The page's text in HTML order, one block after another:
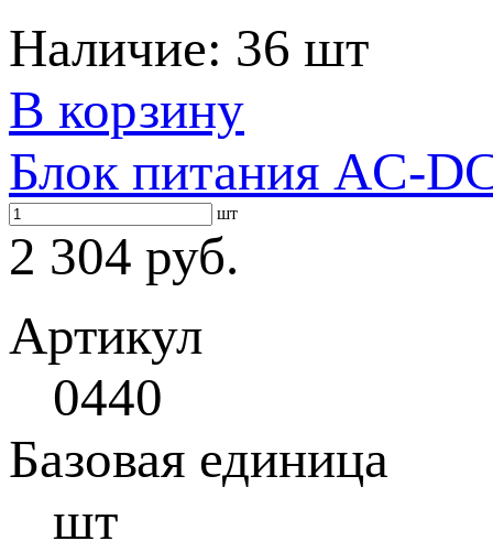
Наличие: 36 шт
В корзину
Блок питания AC-
шт
2 304 руб.
Артикул
0440
Базовая единица
шт